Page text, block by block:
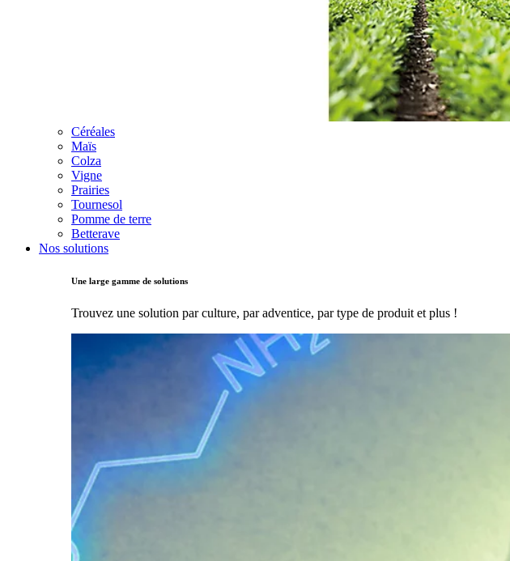
Céréales
Maïs
Colza
Vigne
Prairies
Tournesol
Pomme de terre
Betterave
Nos solutions
Une large gamme de solutions
Trouvez une solution par culture, par adventice, par type de produit et plus !